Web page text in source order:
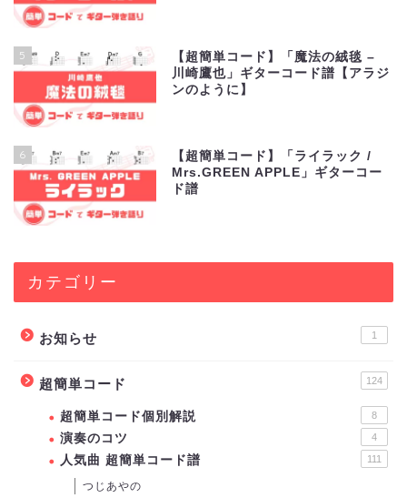
5
【超簡単コード】「魔法の絨毯 –
川崎鷹也」ギターコード譜【アラジ
ンのように】
6
【超簡単コード】「ライラック /
Mrs.GREEN APPLE」ギターコー
ド譜
カテゴリー
お知らせ 1
超簡単コード 124
超簡単コード個別解説 8
演奏のコツ 4
人気曲 超簡単コード譜 111
つじあやの